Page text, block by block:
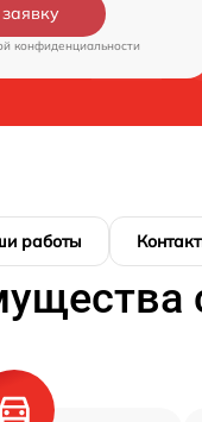
конфиденциальности
работы